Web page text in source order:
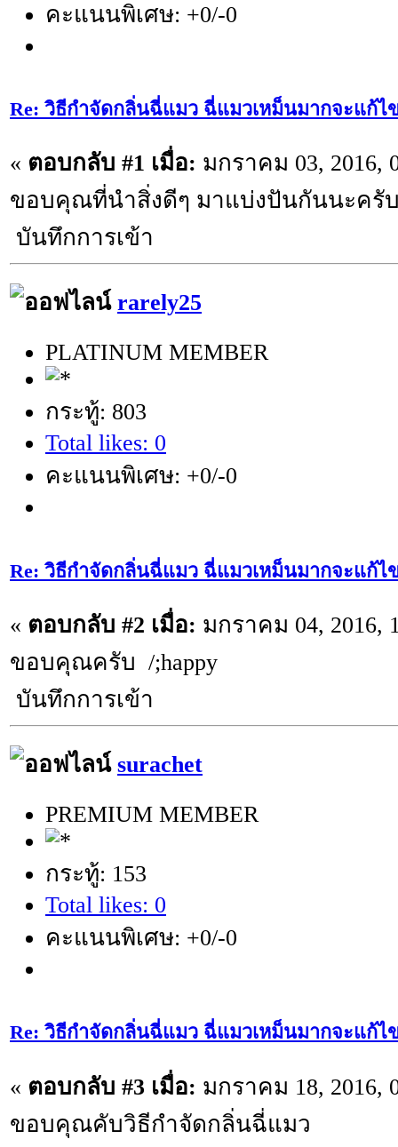
คะแนนพิเศษ: +0/-0
Re: วิธีกำจัดกลิ่นฉี่แมว ฉี่แมวเหม็นมากจะแก้ไ
« ตอบกลับ #1 เมื่อ: มกราคม 03, 2016,
ขอบคุณที่นำสิ่งดีๆ มาแบ่งปันกันนะครั
บันทึกการเข้า
rarely25
PLATINUM MEMBER
กระทู้: 803
Total likes: 0
คะแนนพิเศษ: +0/-0
Re: วิธีกำจัดกลิ่นฉี่แมว ฉี่แมวเหม็นมากจะแก้ไ
« ตอบกลับ #2 เมื่อ: มกราคม 04, 2016,
ขอบคุณครับ /;happy
บันทึกการเข้า
surachet
PREMIUM MEMBER
กระทู้: 153
Total likes: 0
คะแนนพิเศษ: +0/-0
Re: วิธีกำจัดกลิ่นฉี่แมว ฉี่แมวเหม็นมากจะแก้ไ
« ตอบกลับ #3 เมื่อ: มกราคม 18, 2016,
ขอบคุณคับวิธีกำจัดกลิ่นฉี่แมว